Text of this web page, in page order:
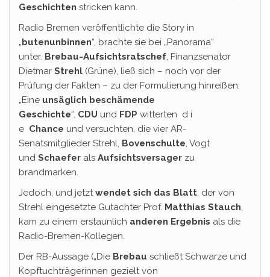
Geschichten stricken kann.
Radio Bremen veröffentlichte die Story in
„butenunbinnen“, brachte sie bei „Panorama“
unter. Brebau-Aufsichtsratschef, Finanzsenator
Dietmar Strehl (Grüne), ließ sich – noch vor der
Prüfung der Fakten – zu der Formulierung hinreißen:
„Eine unsäglich beschämende
Geschichte“. CDU und FDP witterten d i
e Chance und versuchten, die vier AR-
Senatsmitglieder Strehl, Bovenschulte, Vogt
und Schaefer als Aufsichtsversager zu
brandmarken.
Jedoch, und jetztwendet sich das Blatt, der von
Strehl eingesetzte Gutachter Prof. Matthias Stauch,
kam zu einem erstaunlich anderen Ergebnis als die
Radio-Bremen-Kollegen.
Der RB-Aussage („Die Brebau schließt Schwarze und
Kopftuchträgerinnen gezielt von